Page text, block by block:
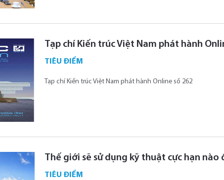
Tạp chí Kiến trúc Việt Nam phát hành
TIÊU ĐIỂM
Tạp chí Kiến trúc Việt Nam phát hành Online số 262
Thế giới sẽ sử dụng kỹ thuật cực hạn
TIÊU ĐIỂM